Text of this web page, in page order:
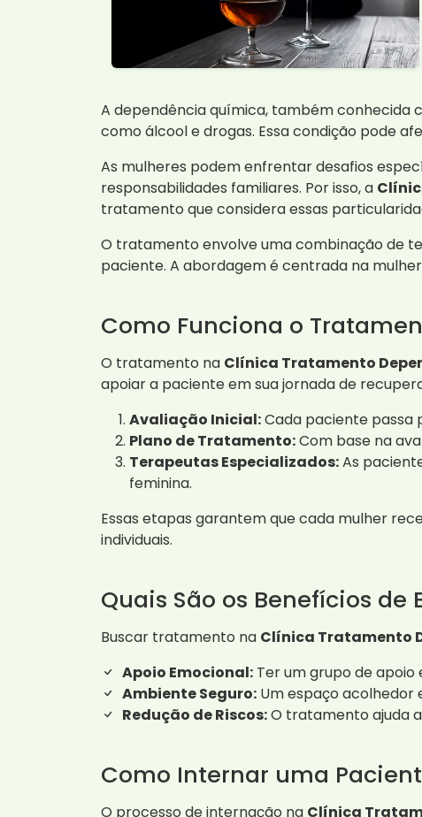
A dependência química, também conhecida
como álcool e drogas. Essa condição pode
As mulheres podem enfrentar desafios
responsabilidades familiares. Por isso, a
tratamento que considera essas
O tratamento envolve uma combinação de
paciente. A abordagem é centrada na
Como Funciona o
O tratamento na Clínica Tratamento
apoiar a paciente em sua jornada de
Avaliação Inicial:Cada paciente passa
Plano de Tratamento:Com base na
Terapeutas Especializados:As
feminina.
Essas etapas garantem que cada mulher
individuais.
Quais São os Benefícios de
Buscar tratamento na Clínica Tratamento
Apoio Emocional: Ter um grupo de apoio
Ambiente Seguro: Um espaço acolhedor
Redução de Riscos:O tratamento ajuda
Como Internar uma
O processo de internação na Clínica